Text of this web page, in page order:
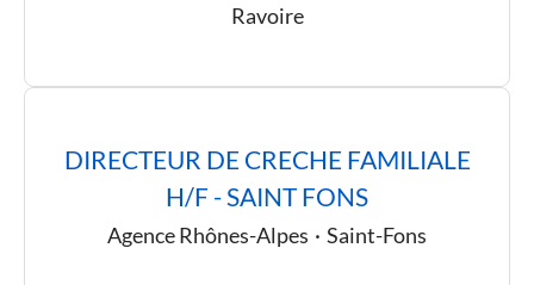
Ravoire
DIRECTEUR DE CRECHE FAMILIALE
H/F - SAINT FONS
Agence Rhônes-Alpes · Saint-Fons